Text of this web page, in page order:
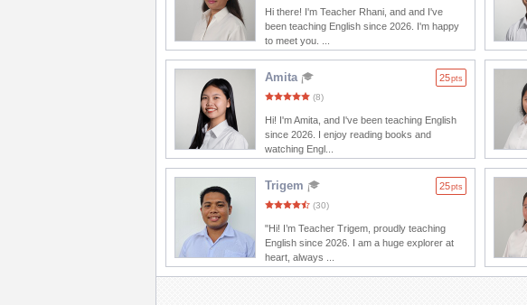
Hi there! I'm Teacher Rhani, and and I've
been teaching English since 2026. I'm happy
to meet you. ...
Amita 25pts
(8)
Hi! I'm Amita, and I've been teaching English
since 2026. I enjoy reading books and
watching Engl...
Trigem 25pts
(30)
"Hi! I’m Teacher Trigem, proudly teaching
English since 2026. I am a huge explorer at
heart, always ...